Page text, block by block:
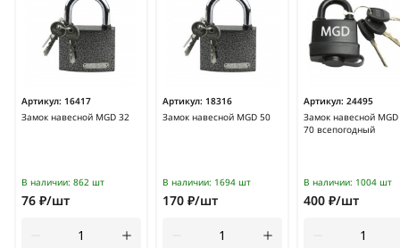
Артикул: 16417
Замок навесной MGD 32
В наличии: 862 шт
76 ₽/шт
Артикул: 18316
Замок навесной MGD 50
В наличии: 1694 шт
170 ₽/шт
Артикул: 24495
Замок навесной
70 всепогодный
В наличии: 1004 шт
400 ₽/шт